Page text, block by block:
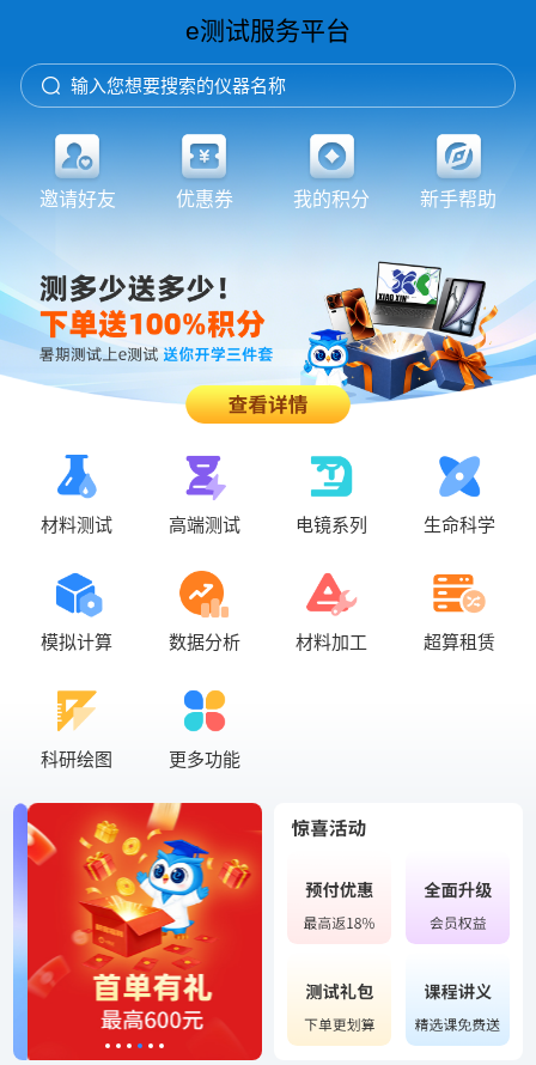
e测试服务平台
输入您想要搜索的仪器名称
邀请好友 优惠券 我的积分 新手帮助
材料测试 高端测试 电镜系列 生命科学
模拟计算 数据分析 材料加工 超算租赁
科研绘图 更多功能